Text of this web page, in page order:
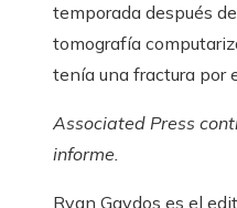
temporada después
tomografía
tenía una fractura por
Associated Press
informe.
Ryan Gaydos es el